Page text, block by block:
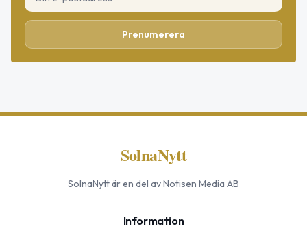
Prenumerera
SolnaNytt
SolnaNyttär en del av Notisen Media AB
Information